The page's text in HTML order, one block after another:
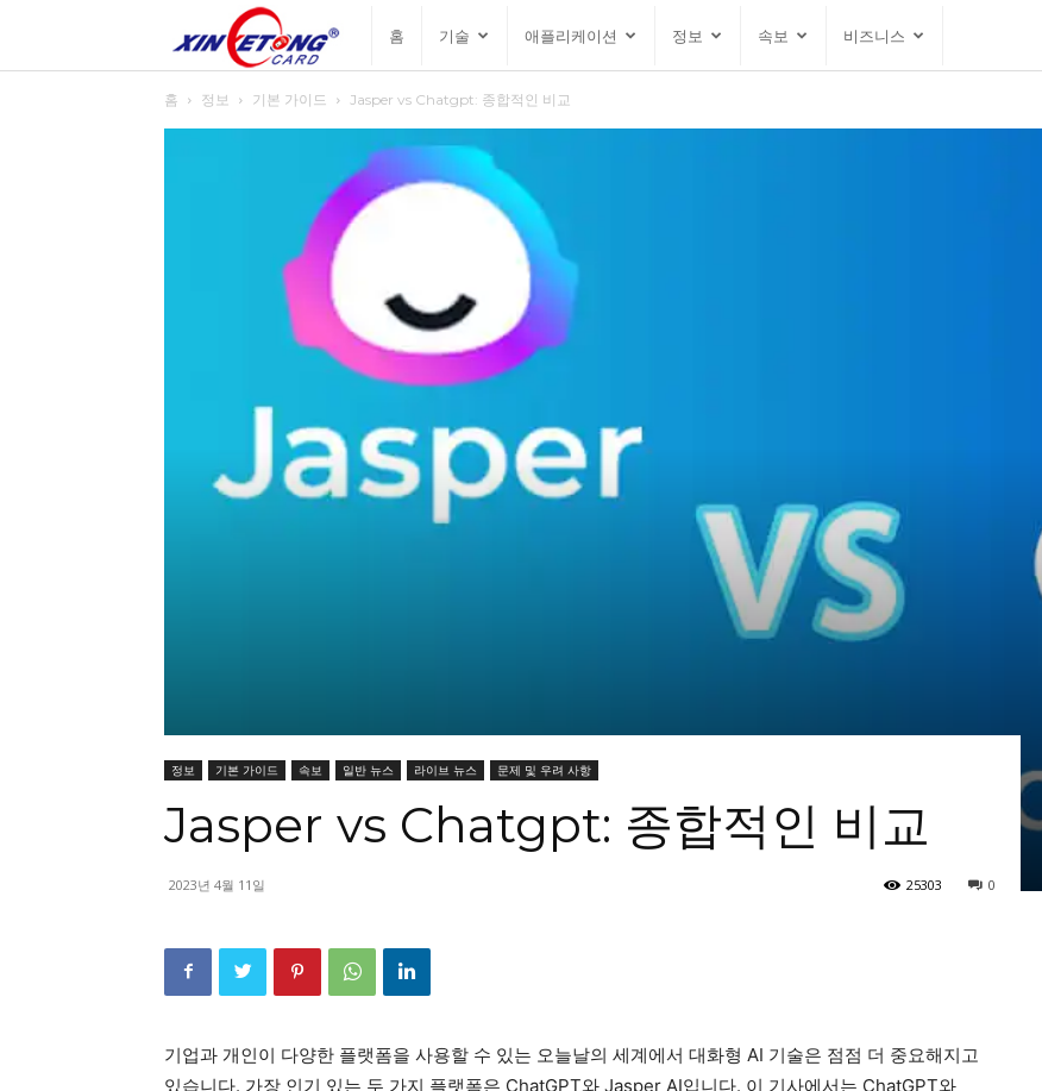
예
통
그
홈 기술 애플리케이션 정보 속보 비즈니스
홈 정보 기본 가이드 Jasper vs Chatgpt: 종합적인 비교
정보 기본 가이드 속보 일반 뉴스 라이브 뉴스 문제 및 우려 사항
Jasper vs Chatgpt: 종합적인 비교
2023년 4월 11일 0
25303
기업과 개인이 다양한 플랫폼을 사용할 수 있는 오늘날의 세계에서 대화형 AI 기술은 점점 더 중요해지고
있습니다. 가장 인기 있는 두 가지 플랫폼은 ChatGPT와 Jasper AI입니다. 이 기사에서는 ChatGPT와